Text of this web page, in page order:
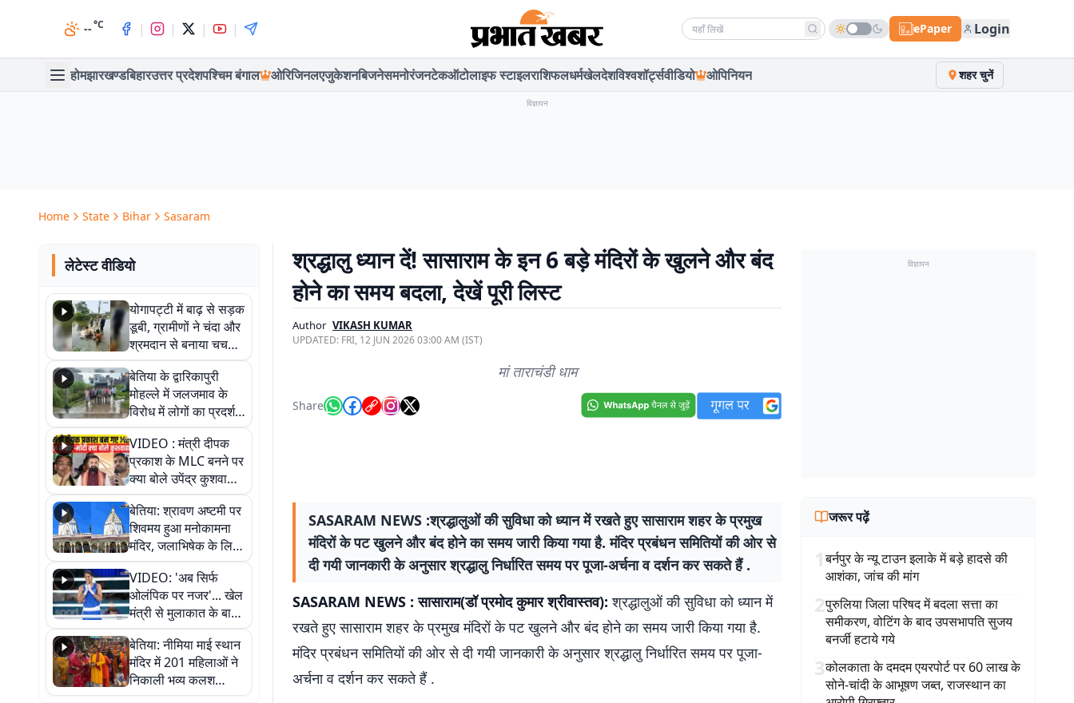
--°C | | | | Search news ePaper Login
होमझारखण्डबिहारउत्तर प्रदेशपश्चिम बंगाल ओरिजिनलएजुकेशनबिजनेसमनोरंजनटेकऑटोलाइफ स्टाइलराशिफलधर्मखेलदेशविश्वशॉर्ट्सवीडियो ओपिनियन शहर चुनें
विज्ञापन
Home State Bihar Sasaram
लेटेस्ट वीडियो
योगापट्टी में बाढ़ से सड़क
डूबी, ग्रामीणों ने चंदा और
श्रमदान से बनाया चचरी
पुल
बेतिया के द्वारिकापुरी
मोहल्ले में जलजमाव के
विरोध में लोगों का प्रदर्शन,
स्थायी समाधान की मांग
VIDEO : मंत्री दीपक
प्रकाश के MLC बनने पर
क्या बोले उपेंद्र कुशवाहा,
सुनिए
बेतिया: श्रावण अष्टमी पर
शिवमय हुआ मनोकामना
मंदिर, जलाभिषेक के लिए
लगी लंबी कतारें
VIDEO: 'अब सिर्फ
ओलंपिक पर नजर'... खेल
मंत्री से मुलाकात के बाद
जैसमीन लंबोरिया का बड़ा
बयान
बेतिया: नीमिया माई स्थान
मंदिर में 201 महिलाओं ने
निकाली भव्य कलश
शोभायात्रा, शिवलिंग
श्रद्धालु ध्यान दें! सासाराम के इन 6 बड़े मंदिरों के खुलने और बंद
होने का समय बदला, देखें पूरी लिस्ट
Author VIKASH KUMAR
UPDATED: FRI, 12 JUN 2026 03:00 AM (IST)
मां ताराचंडी धाम
Share
SASARAM NEWS :श्रद्धालुओं की सुविधा को ध्यान में रखते हुए सासाराम शहर के प्रमुख
मंदिरों के पट खुलने और बंद होने का समय जारी किया गया है. मंदिर प्रबंधन समितियों की ओर से
दी गयी जानकारी के अनुसार श्रद्धालु निर्धारित समय पर पूजा-अर्चना व दर्शन कर सकते हैं .
SASARAM NEWS : सासाराम(डॉ प्रमोद कुमार श्रीवास्तव):श्रद्धालुओं की सुविधा को ध्यान में
रखते हुए सासाराम शहर के प्रमुख मंदिरों के पट खुलने और बंद होने का समय जारी किया गया है.
मंदिर प्रबंधन समितियों की ओर से दी गयी जानकारी के अनुसार श्रद्धालु निर्धारित समय पर पूजा-
अर्चना व दर्शन कर सकते हैं .
विज्ञापन
जरूर पढ़ें
1बर्नपुर के न्यू टाउन इलाके में बड़े हादसे की
आशंका, जांच की मांग
2पुरुलिया जिला परिषद में बदला सत्ता का
समीकरण, वोटिंग के बाद उपसभापति सुजय
बनर्जी हटाये गये
3कोलकाता के दमदम एयरपोर्ट पर 60 लाख के
सोने-चांदी के आभूषण जब्त, राजस्थान का